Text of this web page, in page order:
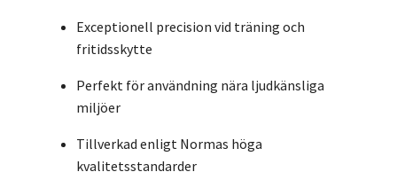
Exceptionell precision vid träning och
fritidsskytte
Perfekt för användning nära ljudkänsliga
miljöer
Tillverkad enligt Normas höga
kvalitetsstandarder